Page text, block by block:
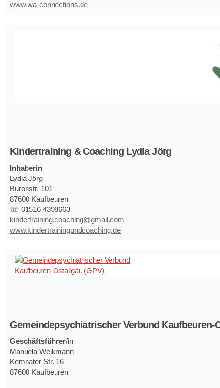
www.wa-connections.de
Kindertraining & Coaching Lydia Jörg
Inhaberin
Lydia Jörg
Buronstr. 101
87600 Kaufbeuren
☏ 01516 4398663
kindertraining.coaching@gmail.com
www.kindertrainingundcoaching.de
Gemeindepsychiatrischer Verbund Kaufbeuren-
Geschäftsführer/in
Manuela Weikmann
Kemnater Str. 16
87600 Kaufbeuren